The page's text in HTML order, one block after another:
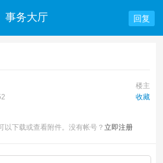
回复
事务大厅
楼主
收藏
以下载或查看附件。没有帐号？ 立即注册